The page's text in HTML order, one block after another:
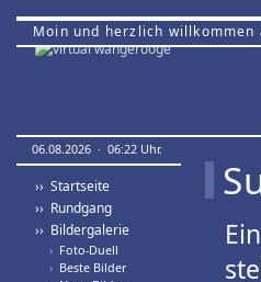
Moin und herzlich
06.08.2026 · 06:22 Uhr.
›› Startseite
›› Rundgang
›› Bildergalerie
› Foto-Duell
› Beste Bilder